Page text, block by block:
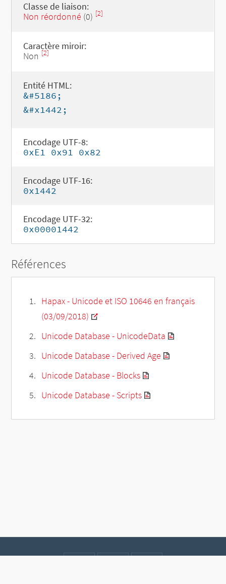
Classe de liaison:
Non réordonné (0) [2]
Caractère miroir:
Non [2]
Entité HTML:
&#5186;
&#x1442;
Encodage UTF-8:
0xE1 0x91 0x82
Encodage UTF-16:
0x1442
Encodage UTF-32:
0x00001442
Références
Hapax - Unicode et ISO 10646 en français
(03/09/2018)
Unicode Database - UnicodeData
Unicode Database - Derived Age
Unicode Database - Blocks
Unicode Database - Scripts